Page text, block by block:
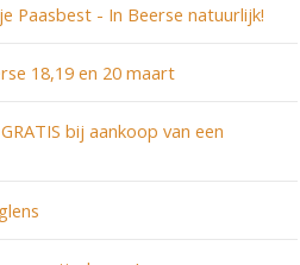
Paasbest - In Beerse natuurlijk!
18,19 en 20 maart
bij aankoop van een